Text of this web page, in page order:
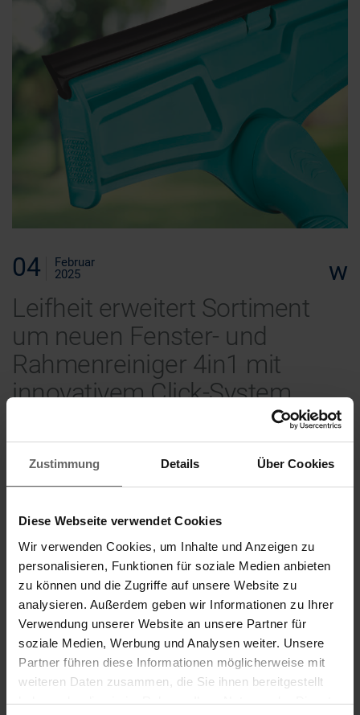
Zustimmung Details Über Cookies
Diese Webseite verwendet Cookies
Wir verwenden Cookies, um Inhalte und Anzeigen zu
personalisieren, Funktionen für soziale Medien anbieten
zu können und die Zugriffe auf unsere Website zu
analysieren. Außerdem geben wir Informationen zu Ihrer
Verwendung unserer Website an unsere Partner für
soziale Medien, Werbung und Analysen weiter. Unsere
Partner führen diese Informationen möglicherweise mit
weiteren Daten zusammen, die Sie ihnen bereitgestellt
haben oder die sie im Rahmen Ihrer Nutzung der Dienste
04
Februar
2025
w
Leifheit erweitert Sortiment
um neuen Fenster- und
Rahmenreiniger 4in1 mit
innovativem Click-System
Suchvorschläge